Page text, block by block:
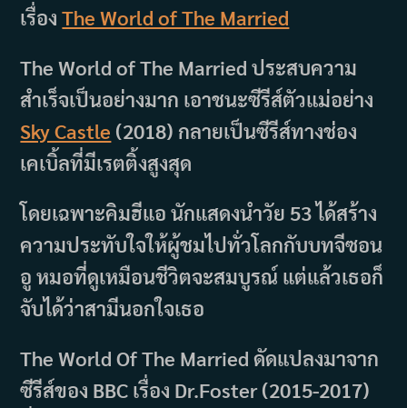
เรื่องThe World of The Married
The World of The Married ประสบความ
สำเร็จเป็นอย่างมาก เอาชนะซีรีส์ตัวแม่อย่าง
Sky Castle (2018) กลายเป็นซีรีส์ทางช่อง
เคเบิ้ลที่มีเรตติ้งสูงสุด
โดยเฉพาะคิมฮีแอ นักแสดงนำวัย 53 ได้สร้าง
ความประทับใจให้ผู้ชมไปทั่วโลกกับบทจีซอน
อู หมอที่ดูเหมือนชีวิตจะสมบูรณ์ แต่แล้วเธอก็
จับได้ว่าสามีนอกใจเธอ
The World Of The Married ดัดแปลงมาจาก
ซีรีส์ของ BBC เรื่อง Dr.Foster (2015-2017)